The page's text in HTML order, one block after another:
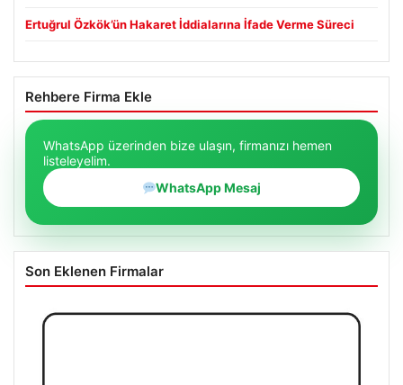
Ertuğrul Özkök’ün Hakaret İddialarına İfade Verme Süreci
Rehbere Firma Ekle
WhatsApp üzerinden bize ulaşın, firmanızı hemen
listeleyelim.
WhatsApp Mesaj
Son Eklenen Firmalar